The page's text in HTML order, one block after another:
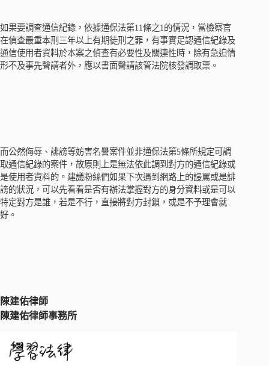
如果要調查通信紀錄，依據通保法第11條之1的情況，當檢察官
在偵查最重本刑三年以上有期徒刑之罪，有事實足認通信紀錄及
通信使用者資料於本案之偵查有必要性及關連性時，除有急迫情
形不及事先聲請者外，應以書面聲請該管法院核發調取票。
而公然侮辱、誹謗等妨害名譽案件並非通保法第5條所規定可調
取通信紀錄的案件，故原則上是無法依此調到對方的通信紀錄或
是使用者資料的。建議粉絲們如果下次遇到網路上的謾罵或是誹
謗的狀況，可以先看看是否有辦法掌握對方的身分資料或是可以
特定對方是誰，若是不行，直接將對方封鎖，或是不予理會就
好。
陳建佑律師
陳建佑律師事務所